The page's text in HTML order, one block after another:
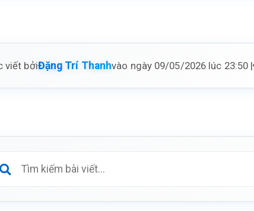
viết bởiĐặng Trí Thanhvào ngày 09/05/2026 lúc 23:50 |